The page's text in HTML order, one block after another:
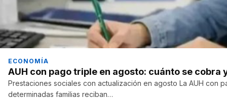
ECONOMÍA
AUH con pago triple en agosto: cuánto se cobra
Prestaciones sociales con actualización en agosto La AUH con
determinadas familias reciban…